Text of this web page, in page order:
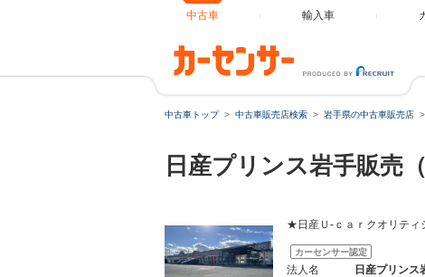
中古車 輸入車
中古車トップ 中古車販売店検索 岩手県の中古車販売店
日産プリンス岩手販売
★日産Ｕ-ｃａｒクオリテ
カーセンサー認定
法人名
日産プリンス